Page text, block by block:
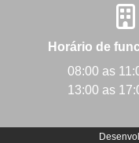
Horário de
08:00 as
13:00 as